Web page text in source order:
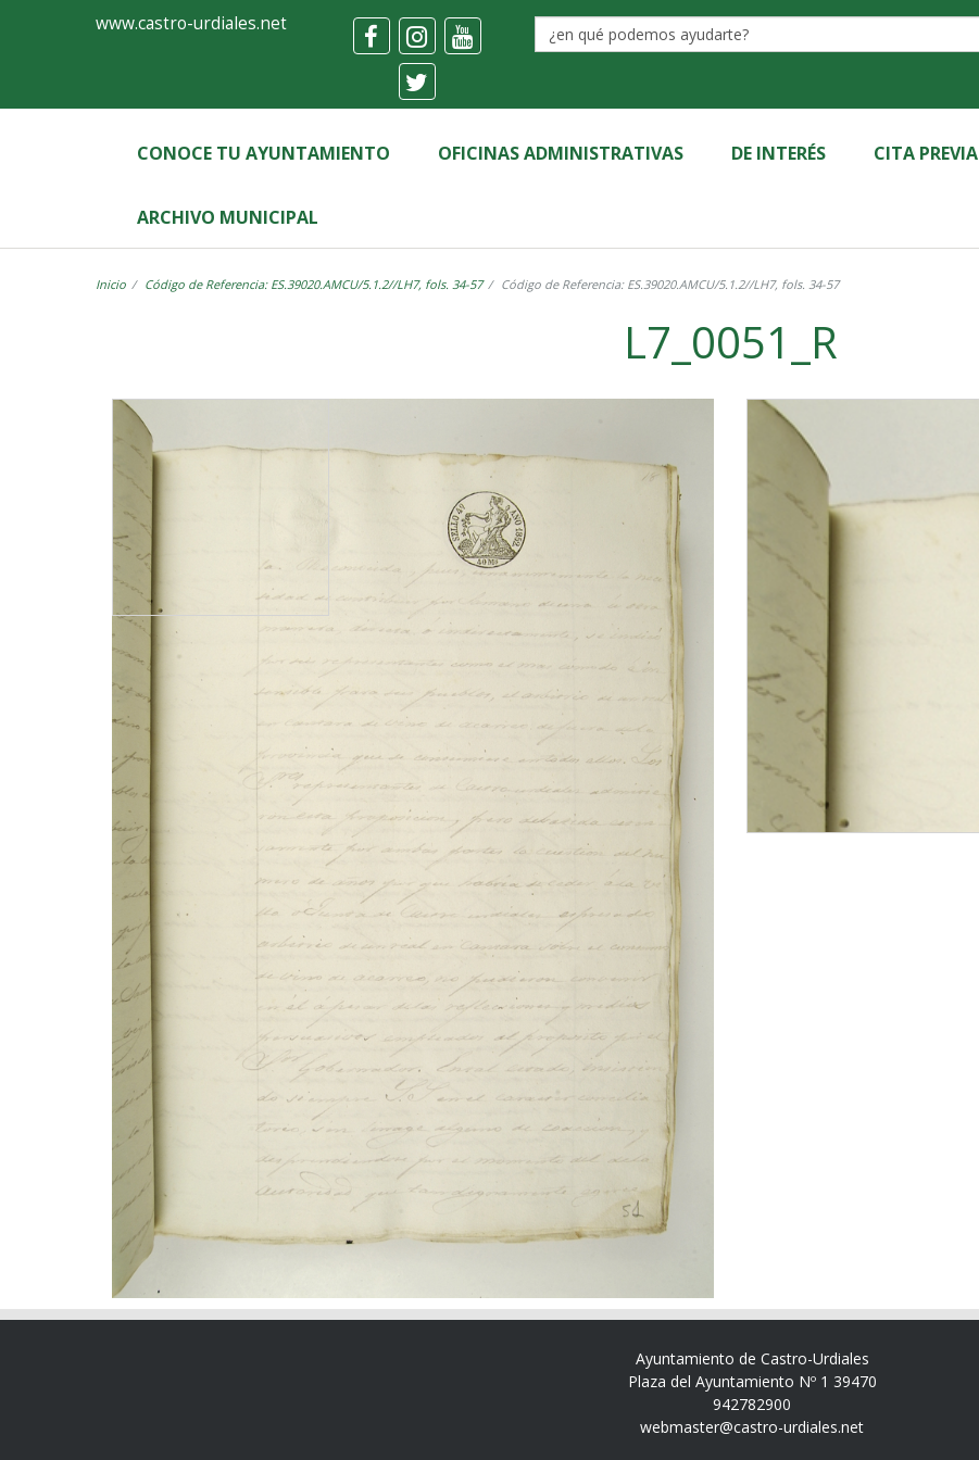
Ayuntamiento
Castro-
Urdiales
www.castro-urdiales.net
CONOCE TU AYUNTAMIENTO OFICINAS ADMINISTRATIVAS DE INTERÉS CITA PREVIA
ARCHIVO MUNICIPAL
Inicio Código de Referencia: ES.39020.AMCU/5.1.2//LH7, fols. 34-57 Código de Referencia: ES.39020.AMCU/5.1.2//LH7, fols. 34-57
L7_0051_R
Ayuntamiento de Castro-Urdiales
Plaza del Ayuntamiento Nº 1 39470
942782900
webmaster@castro-urdiales.net